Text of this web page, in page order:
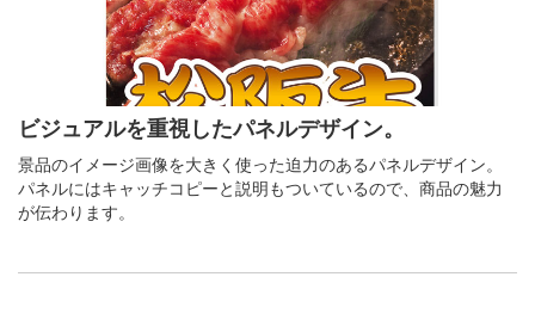
ビジュアルを重視したパネルデザイン。
景品のイメージ画像を大きく使った迫力のあるパネルデザイン。
パネルにはキャッチコピーと説明もついているので、商品の魅力
が伝わります。